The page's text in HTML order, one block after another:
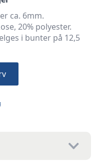
ca. 6mm.
20% polyester.
i bunter på 12,5